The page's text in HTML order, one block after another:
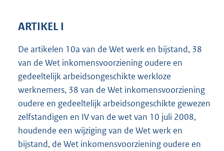
ARTIKEL I
De artikelen 10a van de Wet werk en bijstand, 38
van de Wet inkomensvoorziening oudere en
gedeeltelijk arbeidsongeschikte werkloze
werknemers, 38 van de Wet inkomensvoorziening
oudere en gedeeltelijk arbeidsongeschikte gewezen
zelfstandigen en IV van de wet van 10 juli 2008,
houdende een wijziging van de Wet werk en
bijstand, de Wet inkomensvoorziening oudere en